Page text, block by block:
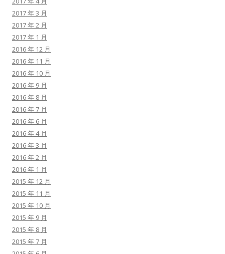
2017 年 3 月
2017 年 2 月
2017 年 1 月
2016 年 12 月
2016 年 11 月
2016 年 10 月
2016 年 9 月
2016 年 8 月
2016 年 7 月
2016 年 6 月
2016 年 4 月
2016 年 3 月
2016 年 2 月
2016 年 1 月
2015 年 12 月
2015 年 11 月
2015 年 10 月
2015 年 9 月
2015 年 8 月
2015 年 7 月